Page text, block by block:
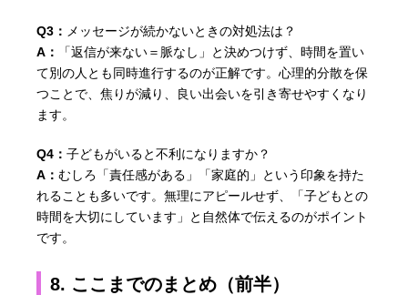
Q3： メッセージが続かないときの対処法は？
A：
「返信が来ない＝脈なし」と決めつけず、時間を置い
て別の人とも同時進行するのが正解です。心理的分散を保
つことで、焦りが減り、良い出会いを引き寄せやすくなり
ます。
Q4：子どもがいると不利になりますか？
A：むしろ「責任感がある」「家庭的」という印象を持た
れることも多いです。無理にアピールせず、「子どもとの
時間を大切にしています」と自然体で伝えるのがポイント
です。
8. ここまでのまとめ（前半）